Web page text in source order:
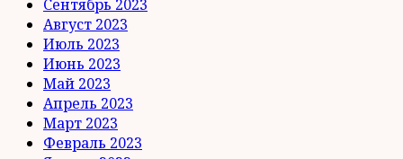
Сентябрь 2023
Август 2023
Июль 2023
Июнь 2023
Май 2023
Апрель 2023
Март 2023
Февраль 2023